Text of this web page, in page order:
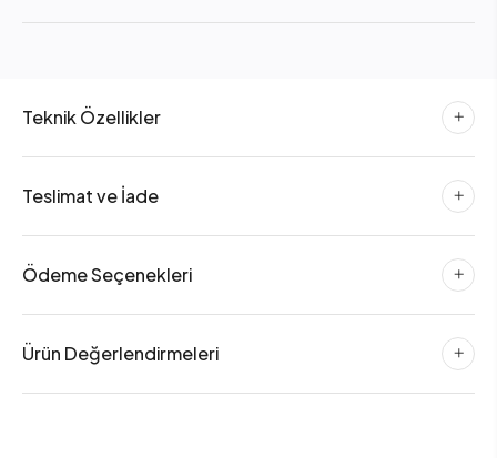
Teknik Özellikler
Teslimat ve İade
Ödeme Seçenekleri
Ürün Değerlendirmeleri